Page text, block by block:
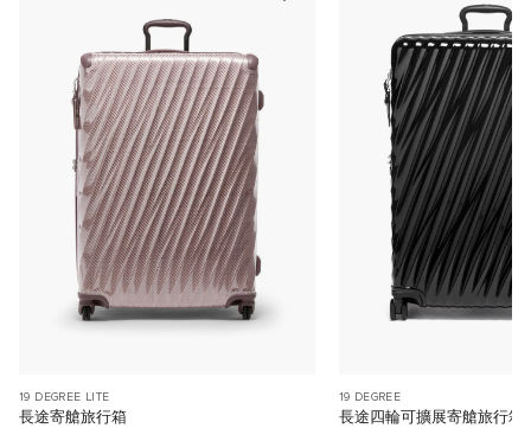
19 DEGREE LITE
長途寄艙旅行箱
19 DEGREE
長途四輪可擴展寄艙旅行箱